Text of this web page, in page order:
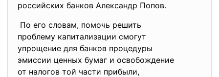
российских банков Александр Попов.
По его словам, помочь решить
проблему капитализации смогут
упрощение для банков процедуры
эмиссии ценных бумаг и освобождение
от налогов той части прибыли,